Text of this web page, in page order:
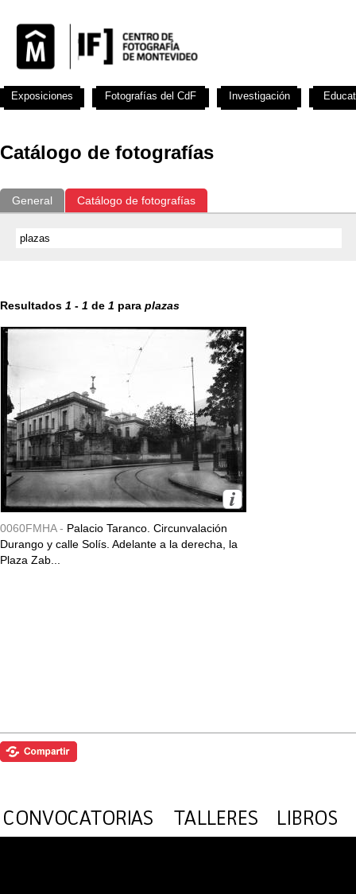
Catálogo de fotografías
General Catálogo de fotografías
Resultados 1 - 1 de 1 para plazas
0060FMHA - Palacio Taranco. Circunvalación
Durango y calle Solís. Adelante a la derecha, la
Plaza Zab...
Exposiciones Fotografías del CdF Investigación